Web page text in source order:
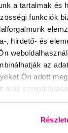
a tartalmak és
funkciók
, hirdető- és
az
Ön adott
más